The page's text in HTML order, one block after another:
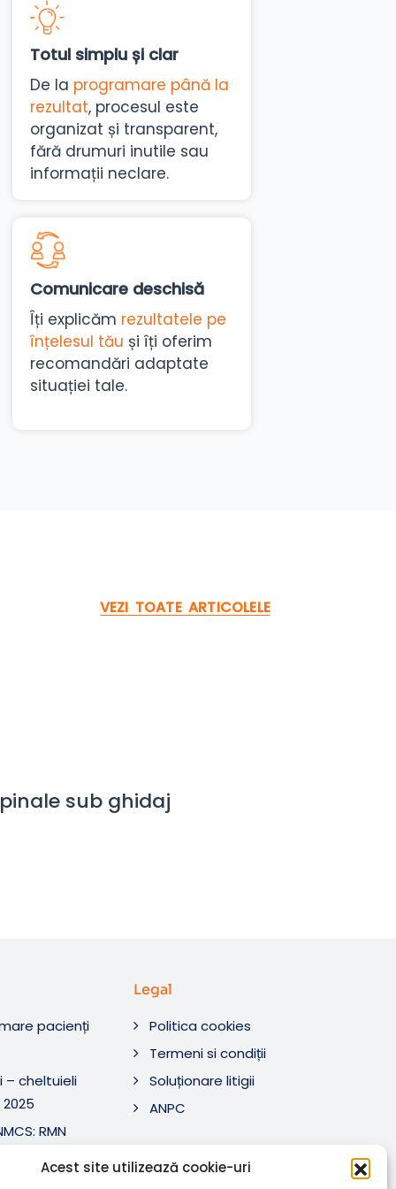
Acest site utilizează cookie-uri
Totul simplu și clar
De la programare până la
rezultat, procesul este
organizat și transparent,
fără drumuri inutile sau
informații neclare.
Comunicare deschisă
Îți explicăm rezultatele pe
înțelesul tău și îți oferim
recomandări adaptate
situației tale.
VEZI TOATE ARTICOLELE
sub ghidaj
pacienți
– cheltuieli
RMN
Legal
Politica cookies
Termeni si condiții
Soluționare litigii
ANPC